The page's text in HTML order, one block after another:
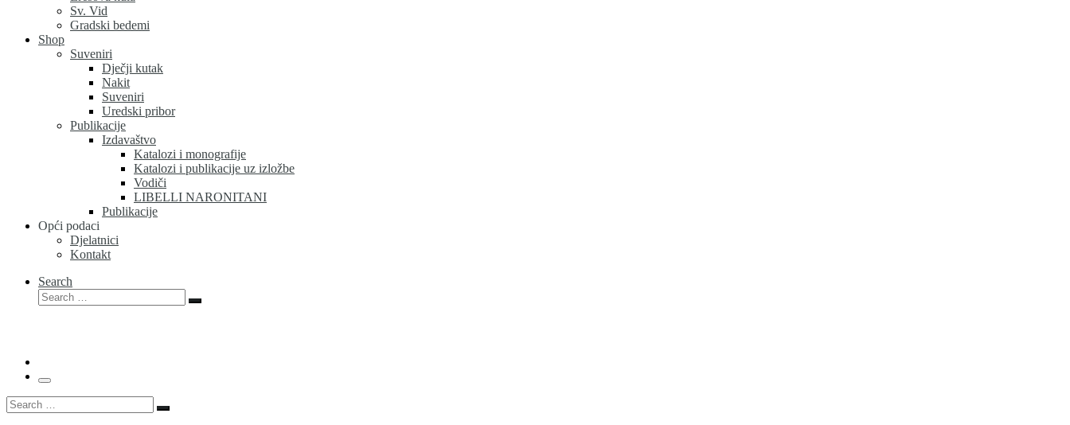
Sv. Vid
Gradski bedemi
Shop
Suveniri
Dječji kutak
Nakit
Suveniri
Uredski pribor
Publikacije
Izdavaštvo
Katalozi i monografije
Katalozi i publikacije uz izložbe
Vodiči
LIBELLI NARONITANI
Publikacije
Opći podaci
Djelatnici
Kontakt
Search
Search
Search
Menu
Search
Search